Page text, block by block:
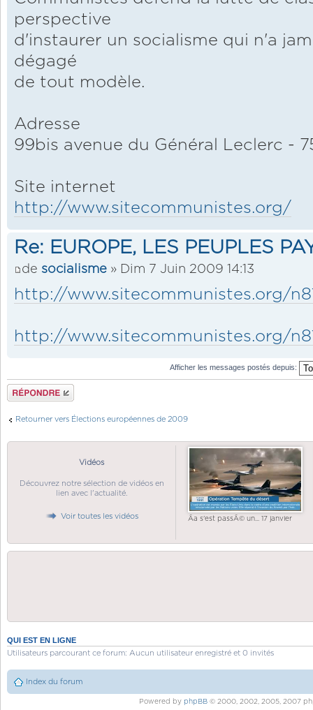
perspective
d'instaurer un socialisme qui n'a
dégagé
de tout modèle.
Adresse
99bis avenue du Général Leclerc -
Site internet
http://www.sitecommunistes.org/
Re: EUROPE, LES PEUPLES
de socialisme » Dim 7 Juin 2009 14:13
http://www.sitecommunistes.org/
http://www.sitecommunistes.org/
Afficher les messages postés depuis:
Répondre
Retourner vers Élections européennes de 2009
Vidéos
Découvrez notre sélection de vidéos en
lien avec l'actualité.
Voir toutes les vidéos Ãa s'est passÃ© un... 17 janvier
QUI EST EN LIGNE
Utilisateurs parcourant ce forum: Aucun utilisateur enregistré et 0 invités
Index du forum
Powered by phpBB© 2000, 2002, 2005, 2007